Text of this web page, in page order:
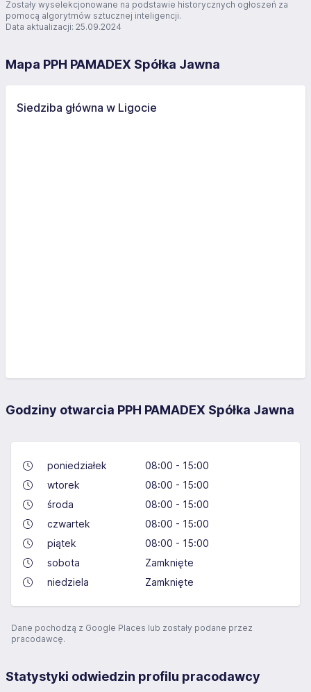
Zostały wyselekcjonowane na podstawie historycznych ogłoszeń za
pomocą algorytmów sztucznej inteligencji.
Data aktualizacji: 25.09.2024
Mapa PPH PAMADEX Spółka Jawna
Siedziba główna w Ligocie
Godziny otwarcia PPH PAMADEX Spółka Jawna
poniedziałek
08:00 - 15:00
wtorek
08:00 - 15:00
środa
08:00 - 15:00
czwartek
08:00 - 15:00
piątek
08:00 - 15:00
sobota
Zamknięte
niedziela
Zamknięte
Dane pochodzą z Google Places lub zostały podane przez
pracodawcę.
Statystyki odwiedzin profilu pracodawcy